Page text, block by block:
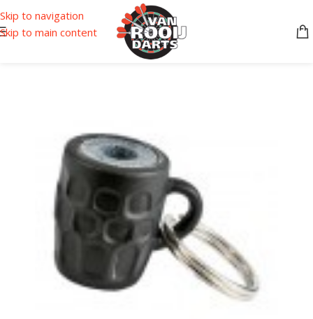
Skip to navigation
Skip to main content